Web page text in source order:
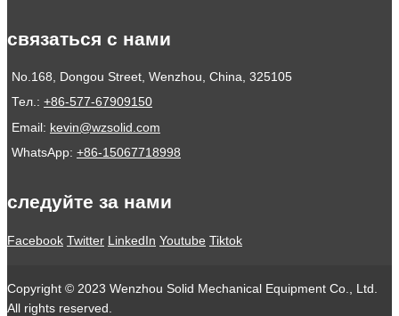
связаться с нами
No.168, Dongou Street, Wenzhou, China, 325105
Тел.: +86-577-67909150
Email: kevin@wzsolid.com
WhatsApp: +86-15067718998
следуйте за нами
Facebook Twitter LinkedIn Youtube Tiktok
Copyright © 2023 Wenzhou Solid Mechanical Equipment Co., Ltd.
All rights reserved.